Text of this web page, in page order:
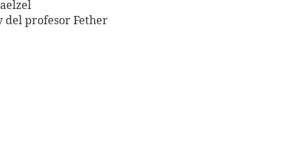
del profesor Fether